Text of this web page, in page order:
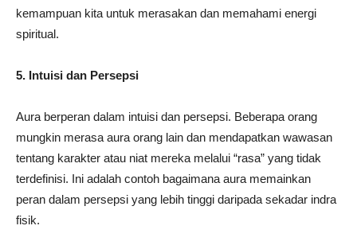
kemampuan kita untuk merasakan dan memahami energi
spiritual.
5. Intuisi dan Persepsi
Aura berperan dalam intuisi dan persepsi. Beberapa orang
mungkin merasa aura orang lain dan mendapatkan wawasan
tentang karakter atau niat mereka melalui “rasa” yang tidak
terdefinisi. Ini adalah contoh bagaimana aura memainkan
peran dalam persepsi yang lebih tinggi daripada sekadar indra
fisik.